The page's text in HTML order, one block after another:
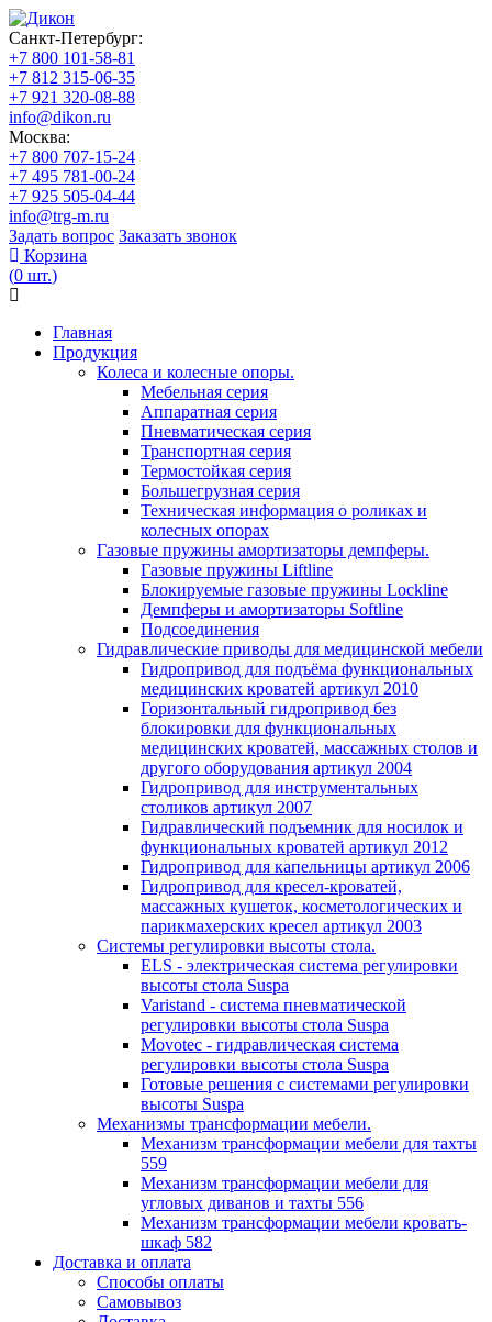
Санкт-Петербург:
+7 800 101-58-81
+7 812 315-06-35
+7 921 320-08-88
info@dikon.ru
Москва:
+7 800 707-15-24
+7 495 781-00-24
+7 925 505-04-44
info@trg-m.ru
Задать вопрос Заказать звонок
Корзина
(0 шт.)
Главная
Продукция
Колеса и колесные опоры.
Мебельная серия
Аппаратная серия
Пневматическая серия
Транспортная серия
Термостойкая серия
Большегрузная серия
Техническая информация о роликах и
колесных опорах
Газовые пружины амортизаторы демпферы.
Газовые пружины Liftline
Блокируемые газовые пружины Lockline
Демпферы и амортизаторы Softline
Подсоединения
Гидравлические приводы для медицинской мебели
Гидропривод для подъёма функциональных
медицинских кроватей артикул 2010
Горизонтальный гидропривод без
блокировки для функциональных
медицинских кроватей, массажных столов и
другого оборудования артикул 2004
Гидропривод для инструментальных
столиков артикул 2007
Гидравлический подъемник для носилок и
функциональных кроватей артикул 2012
Гидропривод для капельницы артикул 2006
Гидропривод для кресел-кроватей,
массажных кушеток, косметологических и
парикмахерских кресел артикул 2003
Системы регулировки высоты стола.
ELS - электрическая система регулировки
высоты стола Suspa
Varistand - система пневматической
регулировки высоты стола Suspa
Movotec - гидравлическая система
регулировки высоты стола Suspa
Готовые решения с системами регулировки
высоты Suspa
Механизмы трансформации мебели.
Механизм трансформации мебели для тахты
559
Механизм трансформации мебели для
угловых диванов и тахты 556
Механизм трансформации мебели кровать-
шкаф 582
Доставка и оплата
Способы оплаты
Самовывоз